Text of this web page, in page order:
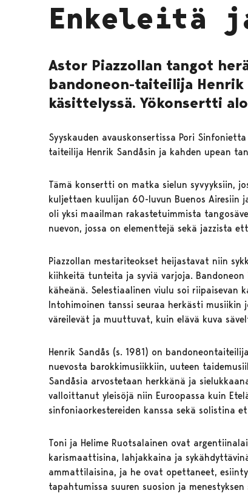
Enkeleitä
Astor Piazzollan tangot
bandoneon-taiteilija Henrik
käsittelyssä. Yökonsertti
Syyskauden avauskonsertissa Pori
taiteilija Henrik Sandåsin ja kahden upean
Tämä konsertti on matka sielun syvyyksiin,
kuljettaen kuulijan 60-luvun Buenos Airesiin
oli yksi maailman rakastetuimmista
nuevon, jossa on elementtejä sekä jazzista
Piazzollan mestariteokset heijastavat niin
kiihkeitä tunteita ja syviä varjoja.
käheänä. Selestiaalinen viulu soi riipaisevan
Intohimoinen tanssi seuraa herkästi
väreilevät ja muuttuvat, kuin elävä kuva
Henrik Sandås (s. 1981) on
nuevosta barokkimusiikkiin, uuteen
Sandåsia arvostetaan herkkänä ja
valloittanut yleisöjä niin Euroopassa kuin
sinfoniaorkestereiden kanssa sekä solistina
Toni ja Helime Ruotsalainen ovat
karismaattisina, lahjakkaina ja
ammattilaisina, ja he ovat opettaneet,
tapahtumissa suuren suosion ja